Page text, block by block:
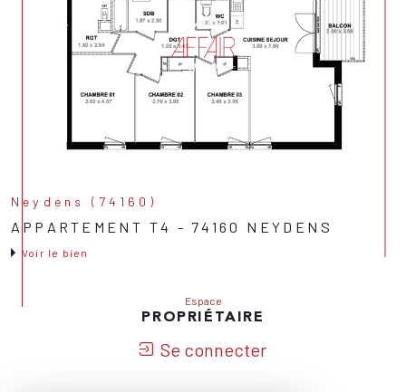
Neydens (74160)
APPARTEMENT T4 - 74160 NEYDENS
Voir le bien
Espace
PROPRIÉTAIRE
Se connecter